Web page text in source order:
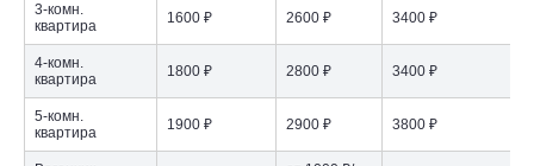
3-комн.
квартира
1600 ₽ 2600 ₽ 3400 ₽
4-комн.
квартира
1800 ₽ 2800 ₽ 3400 ₽
5-комн.
квартира
1900 ₽ 2900 ₽ 3800 ₽